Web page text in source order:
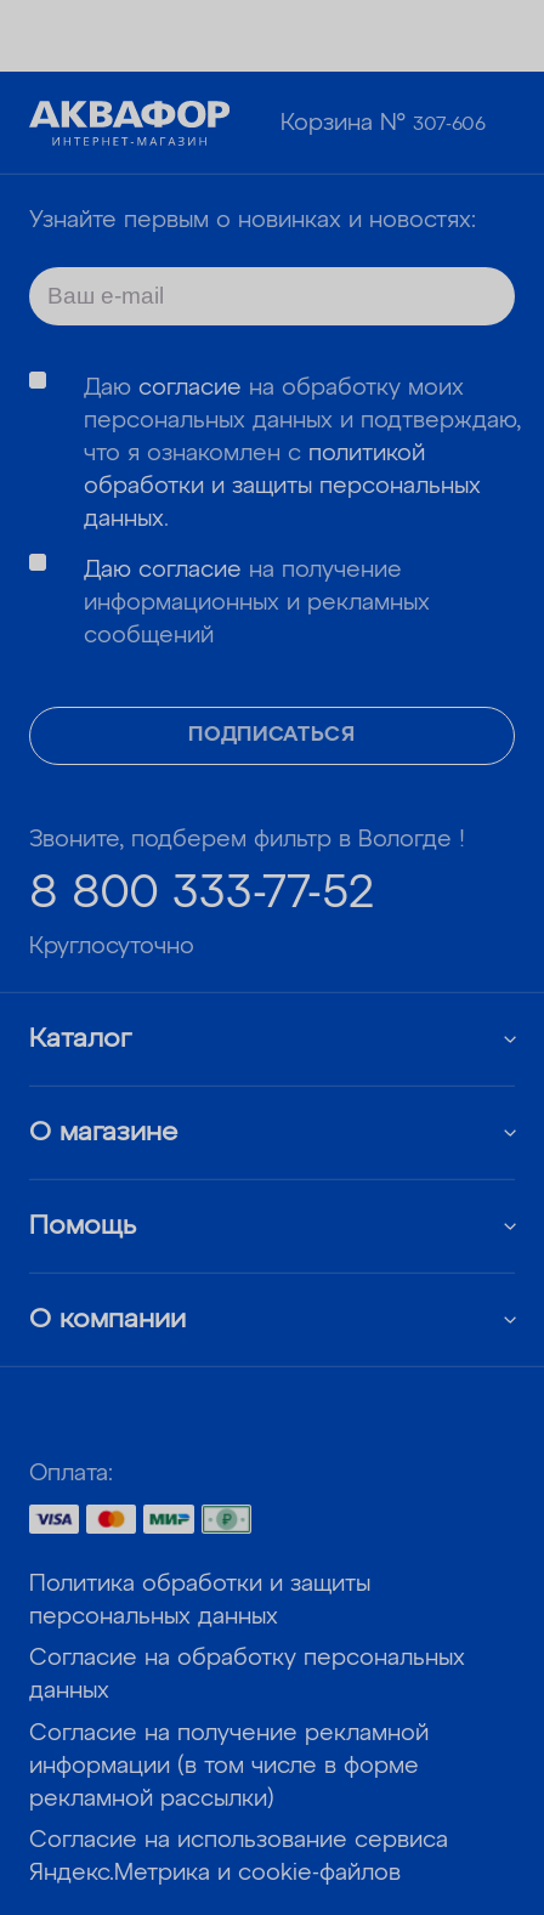
Корзина №307-606
Узнайте первым о новинках и новостях:
ПОДПИСАТЬСЯ
Даю согласие на обработку моих
персональных данных и подтверждаю,
что я ознакомлен с политикой
обработки и защиты персональных
данных.
Даю согласие на получение
информационных и рекламных
сообщений
Звоните, подберем фильтр в Вологде !
8 800 333-77-52
Круглосуточно
Каталог
О магазине
Помощь
О компании
Оплата:
Политика обработки и защиты
персональных данных
Согласие на обработку персональных
данных
Согласие на получение рекламной
информации (в том числе в форме
рекламной рассылки)
Согласие на использование сервиса
Яндекс.Метрика и cookie-файлов